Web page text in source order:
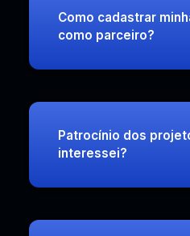
Como cadastrar
como parceiro?
Patrocínio dos
interessei?